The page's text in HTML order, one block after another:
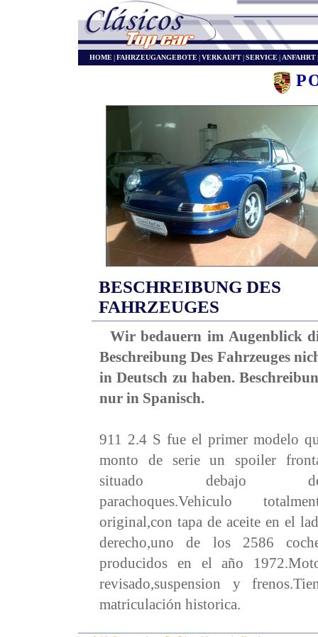
HOME|FAHRZEUGANGEBOTE|VERKAUFT|SERVICE| ANFAHRT|
BESCHREIBUNG DES
FAHRZEUGES
Wir bedauern im Augenblick
Beschreibung Des Fahrzeuges
in Deutsch zu haben.
nur in Spanisch.
911 2.4 S fue el primer modelo
monto de serie un spoiler
situado debajo
parachoques.Vehiculo
original,con tapa de aceite en el
derecho,uno de los 2586
producidos en el año
revisado,suspension y
matriculación historica.